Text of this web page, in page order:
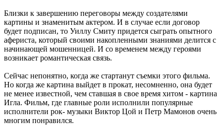
Близки к завершению переговоры между создателями
картины и знаменитым актером. И в случае если договор
будет подписан, то Уиллу Смиту придется сыграть опытного
афериста, который своими накопленными знаниями делится с
начинающей мошенницей. И со временем между героями
возникает романтическая связь.
Сейчас непонятно, когда же стартанут съемки этого фильма.
Но когда же картина выйдет в прокат, несомненно, она будет
не менее известной, чем ставшая в свое время хитом - картина
Игла. Фильм, где главные роли исполнили популярные
исполнители рок- музыки Виктор Цой и Петр Мамонов очень
многим понравился.